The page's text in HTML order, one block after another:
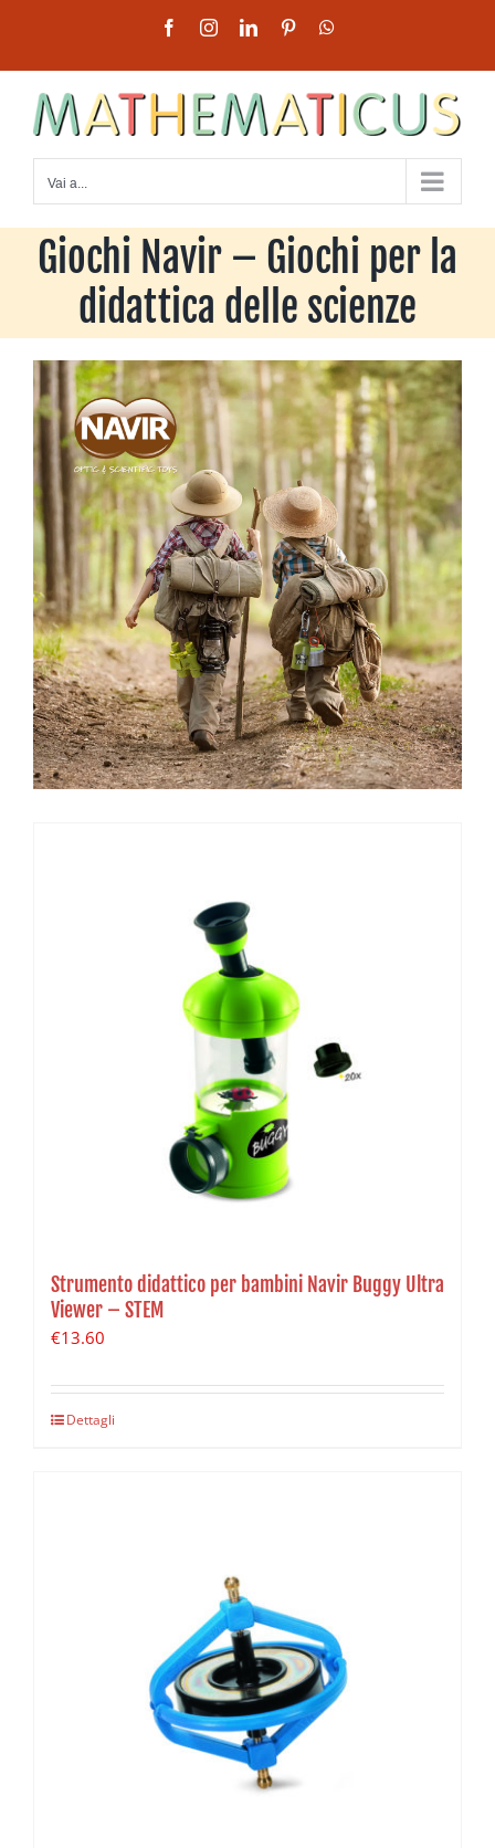
contenuto
FacebookInstagramLinkedInPinterest
Vai a...
Giochi Navir – Giochi per la
didattica delle scienze
Strumento didattico per bambini Navir Buggy Ultra
Viewer – STEM
€13.60
Dettagli